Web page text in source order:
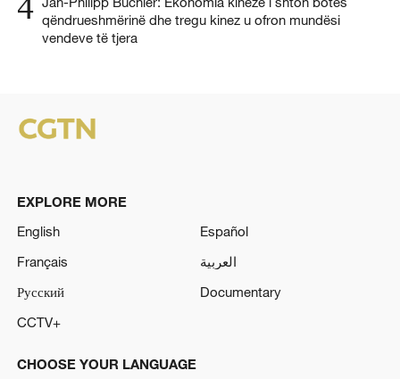
4 qëndrueshmërinë dhe tregu kinez u ofron mundësi
vendeve të tjera
EXPLORE MORE
English
Español
Français
العربية
Русский
Documentary
CCTV+
CHOOSE YOUR LANGUAGE